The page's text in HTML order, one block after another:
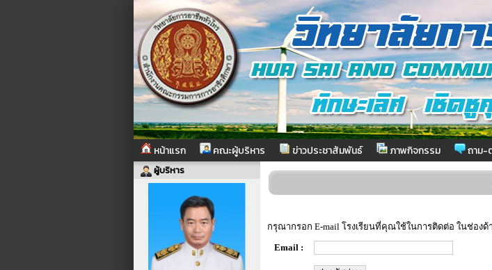
หน้าแรก คณะผู้บริหาร ข่าวประชาสัมพันธ์ ภาพกิจกรรม ถาม-
ผู้บริหาร
กรุณากรอก E-mail โรงเรียนที่คุณใช้ในการติดต่อ ในช่องด้
Email :